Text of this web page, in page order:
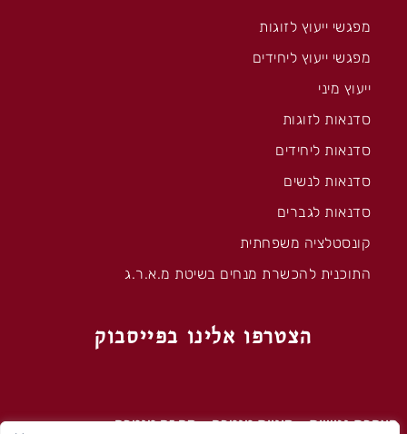
מפגשי ייעוץ לזוגות
מפגשי ייעוץ ליחידים
ייעוץ מיני
סדנאות לזוגות
סדנאות ליחידים
סדנאות לנשים
סדנאות לגברים
קונסטלציה משפחתית
התוכנית להכשרת מנחים בשיטת מ.א.ר.ג
הצטרפו אלינו בפייסבוק
הצהרת נגישות–מיניות טנטרה–מה זה טנטרה